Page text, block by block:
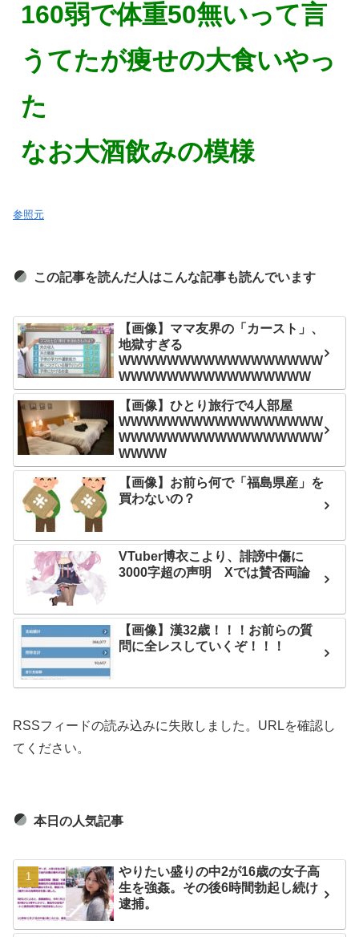
160弱で体重50無いって言
うてたが痩せの大食いやっ
た
なお大酒飲みの模様
参照元
この記事を読んだ人はこんな記事も読んでいます
【画像】ママ友界の「カースト」、
地獄すぎる
WWWWWWWWWWWWWWWWW
WWWWWWWWWWWWWWWW
【画像】ひとり旅行で4人部屋
WWWWWWWWWWWWWWWWW
WWWWWWWWWWWWWWWWW
WWWW
【画像】お前ら何で「福島県産」を
買わないの？
VTuber博衣こより、誹謗中傷に
3000字超の声明 Xでは賛否両論
【画像】漢32歳！！！お前らの質
問に全レスしていくぞ！！！
RSSフィードの読み込みに失敗しました。URLを確認し
てください。
本日の人気記事
やりたい盛りの中2が16歳の女子高
生を強姦。その後6時間勃起し続け
逮捕。